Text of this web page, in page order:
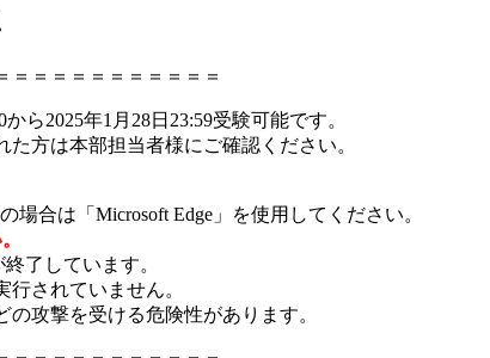
＝＝＝＝＝＝＝＝＝＝＝
ら2025年1月28日23:59受験可能です。
方は本部担当者様にご確認ください。
場合は「Microsoft Edge」を使用してください。
了しています。
されていません。
攻撃を受ける危険性があります。